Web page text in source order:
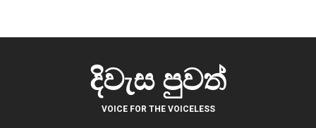
දිවැස පුවත්
VOICE FOR THE VOICELESS